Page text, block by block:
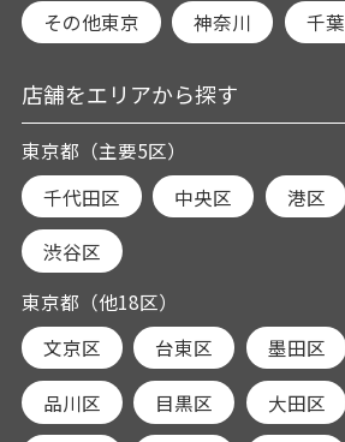
その他東京
神奈川 千葉
店舗をエリアから探す
東京都（主要5区）
千代田区
中央区 港区
渋谷区
東京都（他18区）
文京区
台東区 墨田区
品川区 目黒区 大田区